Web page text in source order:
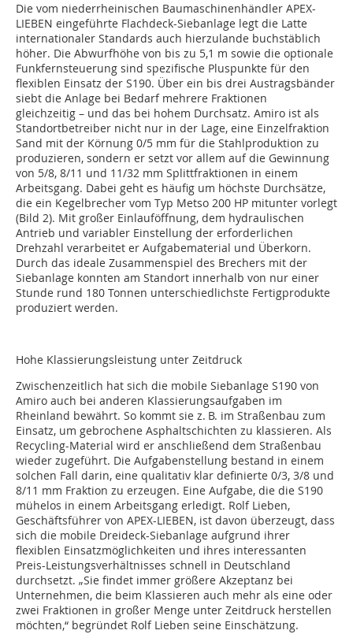
Die vom niederrheinischen Bau­maschinenhändler APEX-
LIEBEN eingeführte Flachdeck-Siebanlage legt die Latte
internationaler Standards auch hierzulande buchstäblich
höher. Die Abwurfhöhe von bis zu 5,1 m sowie die optionale
Funkfernsteuerung sind spezifische Pluspunkte für den
flexiblen Einsatz der S190. Über ein bis drei Austragsbänder
siebt die Anlage bei Bedarf mehrere Fraktionen
gleichzeitig – und das bei hohem Durchsatz. Amiro ist als
Standortbetreiber nicht nur in der Lage, eine Einzelfraktion
Sand mit der Körnung 0/5 mm für die Stahlproduktion zu
produzieren, sondern er setzt vor allem auf die Gewinnung
von 5/8, 8/11 und 11/32 mm Splittfraktionen in einem
Arbeitsgang. Dabei geht es häufig um höchste Durchsätze,
die ein Kegelbrecher vom Typ Metso 200 HP mitunter vorlegt
(Bild 2). Mit großer Einlauföffnung, dem hydraulischen
Antrieb und variabler Einstellung der erforderlichen
Drehzahl verarbeitet er Aufgabematerial und Überkorn.
Durch das ideale Zusammenspiel des Brechers mit der
Siebanlage konnten am Standort innerhalb von nur einer
Stunde rund 180 Tonnen unterschiedlichste Fertigprodukte
produziert werden.
Hohe Klassierungsleistung unter Zeitdruck
Zwischenzeitlich hat sich die mobile Siebanlage S190 von
Amiro auch bei anderen Klassierungsaufgaben im
Rheinland bewährt. So kommt sie z. B. im Straßenbau zum
Einsatz, um gebrochene Asphaltschichten zu klassieren. Als
Recycling-Material wird er anschließend dem Straßenbau
wieder zugeführt. Die Aufgabenstellung bestand in einem
solchen Fall darin, eine qualitativ klar definierte 0/3, 3/8 und
8/11 mm Fraktion zu erzeugen. Eine Aufgabe, die die S190
mühelos in einem Arbeitsgang erledigt. Rolf Lieben,
Geschäftsführer von APEX-LIEBEN, ist davon überzeugt, dass
sich die mobile Dreideck-Siebanlage aufgrund ihrer
flexiblen Einsatzmöglichkeiten und ihres interessanten
Preis-Leistungsverhältnisses schnell in Deutschland
durchsetzt. „Sie findet immer größere Akzeptanz bei
Unternehmen, die beim Klassieren auch mehr als eine oder
zwei Fraktionen in großer Menge unter Zeitdruck herstellen
möchten,“ begründet Rolf Lieben seine Einschätzung.